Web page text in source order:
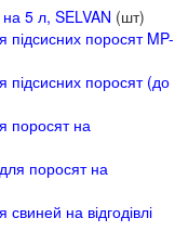
5 л, SELVAN (шт)
підсисних поросят MP-
підсисних поросят (до
поросят на
поросят на
на відгодівлі